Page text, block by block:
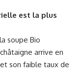
est la plus
soupe Bio
arrive en
son faible taux de